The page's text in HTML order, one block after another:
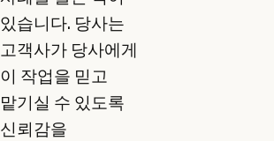
있습니다. 당사는
고객사가 당사에게
이 작업을 믿고
맡기실 수 있도록
신뢰감을